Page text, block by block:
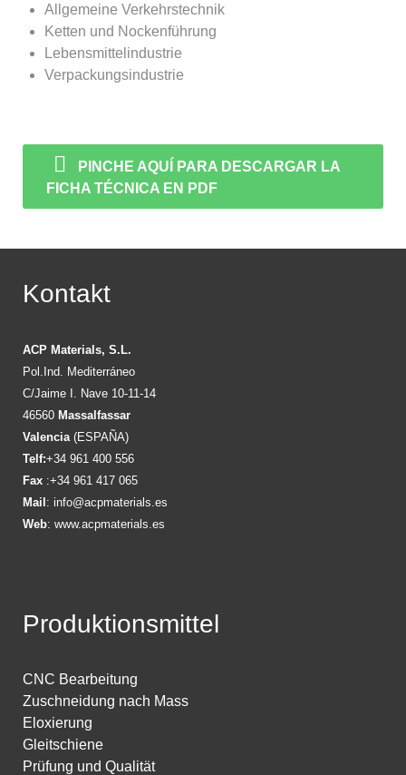
Allgemeine Verkehrstechnik
Ketten und Nockenführung
Lebensmittelindustrie
Verpackungsindustrie
PINCHE AQUÍ PARA DESCARGAR LA
FICHA TÉCNICA EN PDF
Kontakt
ACP Materials, S.L.
Pol.Ind. Mediterráneo
C/Jaime I. Nave 10-11-14
46560 Massalfassar
Valencia (ESPAÑA)
Telf:+34 961 400 556
Fax :+34 961 417 065
Mail: info@acpmaterials.es
Web: www.acpmaterials.es
Produktionsmittel
CNC Bearbeitung
Zuschneidung nach Mass
Eloxierung
Gleitschiene
Prüfung und Qualität